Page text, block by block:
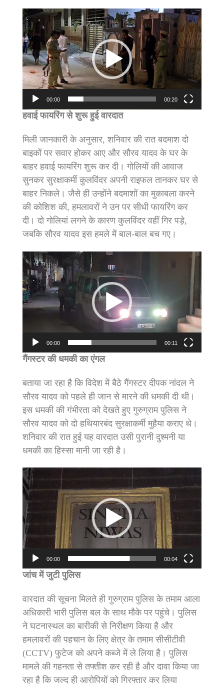
Video
Player
00:00 00:20
हवाई फायरिंग से शुरू हुई वारदात
मिली जानकारी के अनुसार, शनिवार की रात बदमाश दो
बाइकों पर सवार होकर आए और सौरव यादव के घर के
बाहर हवाई फायरिंग शुरू कर दी। गोलियों की आवाज
सुनकर सुरक्षाकर्मी कुलविंदर अपनी राइफल तानकर घर से
बाहर निकले। जैसे ही उन्होंने बदमाशों का मुकाबला करने
की कोशिश की, हमलावरों ने उन पर सीधी फायरिंग कर
दी। दो गोलियां लगने के कारण कुलविंदर वहीं गिर पड़े,
जबकि सौरव यादव इस हमले में बाल-बाल बच गए।
Video
Player
00:00 00:11
गैंगस्टर की धमकी का एंगल
बताया जा रहा है कि विदेश में बैठे गैंगस्टर दीपक नांदल ने
सौरव यादव को पहले ही जान से मारने की धमकी दी थी।
इस धमकी की गंभीरता को देखते हुए गुरुग्राम पुलिस ने
सौरव यादव को दो हथियारबंद सुरक्षाकर्मी मुहैया कराए थे।
शनिवार की रात हुई यह वारदात उसी पुरानी दुश्मनी या
धमकी का हिस्सा मानी जा रही है।
Video
Player
00:00 00:04
जांच में जुटी पुलिस
वारदात की सूचना मिलते ही गुरुग्राम पुलिस के तमाम आला
अधिकारी भारी पुलिस बल के साथ मौके पर पहुंचे। पुलिस
ने घटनास्थल का बारीकी से निरीक्षण किया है और
हमलावरों की पहचान के लिए क्षेत्र के तमाम सीसीटीवी
(CCTV) फुटेज को अपने कब्जे में ले लिया है। पुलिस
मामले की गहनता से तफ्तीश कर रही है और दावा किया जा
रहा है कि जल्द ही आरोपियों को गिरफ्तार कर लिया